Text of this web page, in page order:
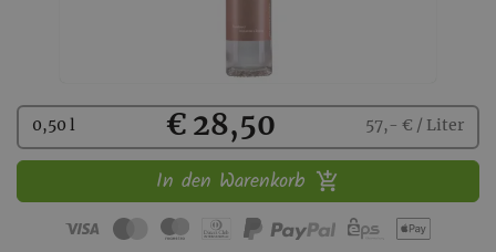
Kaufen
0,50 l € 28,50 57,- € / Liter
In den Warenkorb